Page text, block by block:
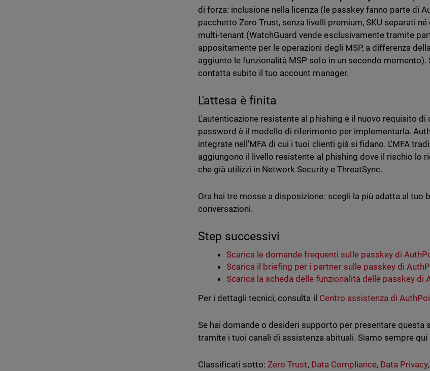
di forza: inclusione nella licenza (le passkey fanno parte di
pacchetto Zero Trust, senza livelli premium, SKU separati
multi-tenant (WatchGuard vende esclusivamente tramite
appositamente per le operazioni degli MSP, a differenza
aggiunto le funzionalità MSP solo in un secondo momento).
contatta subito il tuo account manager.
L'attesa è finita
L'autenticazione resistente al phishing è il nuovo requisito di
password è il modello di riferimento per implementarla.
integrate nell'MFA di cui i tuoi clienti già si fidano. L'MFA
aggiungono il livello resistente al phishing dove il rischio lo
che già utilizzi in Network Security e ThreatSync.
Ora hai tre mosse a disposizione: scegli la più adatta al tuo
conversazioni.
Step successivi
Scarica le domande frequenti sulle passkey di
Scarica il briefing per i partner sulle passkey di
Scarica la scheda delle funzionalità delle passkey di
Per i dettagli tecnici, consulta il Centro assistenza di
Se hai domande o desideri supporto per presentare questa
tramite i tuoi canali di assistenza abituali. Siamo sempre qui
Classificati sotto: Zero Trust, Data Compliance, Data Privacy,